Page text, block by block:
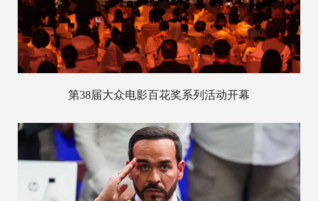
第38届大众电影百花奖系列活动开幕